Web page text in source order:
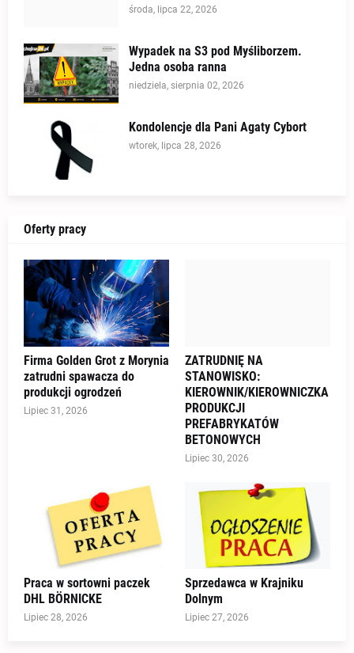
środa, lipca 22, 2026
Wypadek na S3 pod Myśliborzem.
Jedna osoba ranna
niedziela, sierpnia 02, 2026
Kondolencje dla Pani Agaty Cybort
wtorek, lipca 28, 2026
Oferty pracy
Firma Golden Grot z Morynia
zatrudni spawacza do
produkcji ogrodzeń
Lipiec 31, 2026
ZATRUDNIĘ NA
STANOWISKO:
KIEROWNIK/KIEROWNICZKA
PRODUKCJI
PREFABRYKATÓW
BETONOWYCH
Lipiec 30, 2026
Praca w sortowni paczek
DHL BÖRNICKE
Lipiec 28, 2026
Sprzedawca w Krajniku
Dolnym
Lipiec 27, 2026